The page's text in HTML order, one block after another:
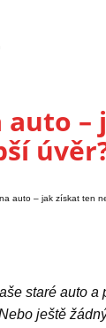
auto –
auto – jak získat ten
staré auto a
ještě